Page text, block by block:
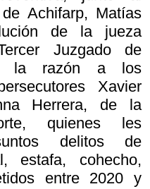
Achifarp, Matías
de la jueza
Juzgado de
la razón a los
Xavier
Herrera, de la
quienes les
delitos de
estafa, cohecho,
entre 2020 y